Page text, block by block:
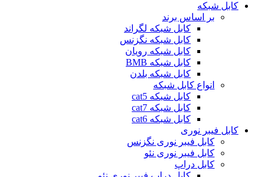
کابل شبکه
بر اساس برند
کابل شبکه لگراند
کابل شبکه نگزنس
کابل شبکه رویان
کابل شبکه ‌BMB
کابل شبکه بلدن
انواع کابل شبکه
کابل شبکه cat5
کابل شبکه cat7
کابل شبکه cat6
کابل فیبر نوری
کابل فیبر نوری نگزنس
کابل فیبر نوری نئو
کابل دراپ